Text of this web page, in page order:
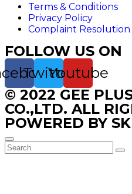
Terms & Conditions
Privacy Policy
Complaint Resolution
FOLLOW US ON
TwitterYoutube
© 2022 GEE
CO.,LTD. ALL
POWERED BY